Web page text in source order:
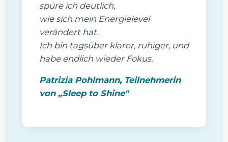
spüre ich deutlich,
wie sich mein Energielevel
verändert hat.
Ich bin tagsüber klarer, ruhiger, und
habe endlich wieder Fokus.
Patrizia Pohlmann, Teilnehmerin
von „Sleep to Shine"